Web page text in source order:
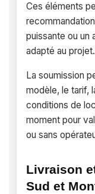
Ces éléments
puissante ou un
adapté au projet.
La soumission
modèle, le tarif,
conditions de
moment pour
ou sans
Livraison
Sud et